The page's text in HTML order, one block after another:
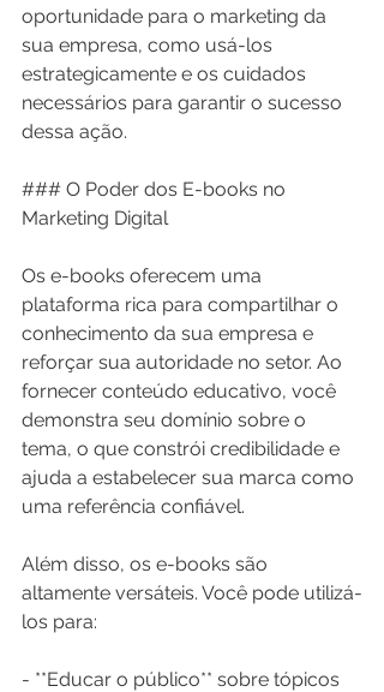
oportunidade para o marketing da
sua empresa, como usá-los
estrategicamente e os cuidados
necessários para garantir o sucesso
dessa ação.
### O Poder dos E-books no
Marketing Digital
Os e-books oferecem uma
plataforma rica para compartilhar o
conhecimento da sua empresa e
reforçar sua autoridade no setor. Ao
fornecer conteúdo educativo, você
demonstra seu domínio sobre o
tema, o que constrói credibilidade e
ajuda a estabelecer sua marca como
uma referência confiável.
Além disso, os e-books são
altamente versáteis. Você pode utilizá-
los para:
- **Educar o público** sobre tópicos